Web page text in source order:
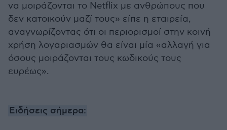
να μοιράζονται το Netflix με ανθρώπους που
δεν κατοικούν μαζί τους» είπε η εταιρεία,
αναγνωρίζοντας ότι οι περιορισμοί στην κοινή
χρήση λογαριασμών θα είναι μία «αλλαγή για
όσους μοιράζονται τους κωδικούς τους
ευρέως».
Ειδήσεις σήμερα: